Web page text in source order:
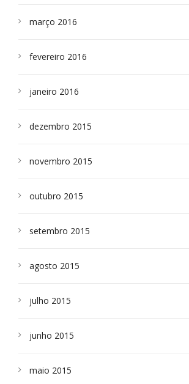
março 2016
fevereiro 2016
janeiro 2016
dezembro 2015
novembro 2015
outubro 2015
setembro 2015
agosto 2015
julho 2015
junho 2015
maio 2015